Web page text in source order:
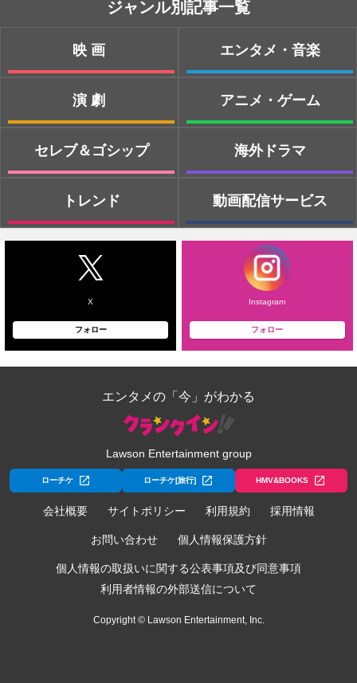
ジャンル別記事一覧
映画
演劇
セレブ＆ゴシップ
トレンド
エンタメ・音楽
アニメ・ゲーム
海外ドラマ
動画配信サービス
X
フォロー
Instagram
フォロー
エンタメの「今」がわかる
Lawson Entertainment group
ローチケ ローチケ[旅行] HMV&BOOKS
会社概要 サイトポリシー 利用規約 採用情報
お問い合わせ 個人情報保護方針
個人情報の取扱いに関する公表事項及び同意事項
利用者情報の外部送信について
Copyright © Lawson Entertainment, Inc.